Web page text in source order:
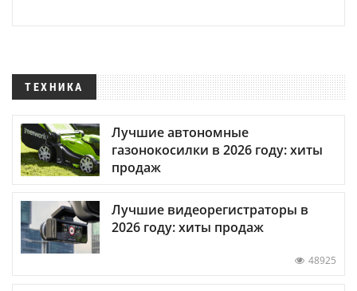
ТЕХНИКА
Лучшие автономные
газонокосилки в 2026 году: хиты
продаж
Лучшие видеорегистраторы в
2026 году: хиты продаж
48925